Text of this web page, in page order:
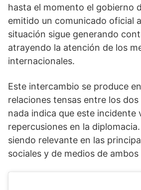
hasta el momento el gobierno
emitido un comunicado oficial
situación sigue generando
atrayendo la atención de los
internacionales.
Este intercambio se produce
relaciones tensas entre los dos
nada indica que este incidente
repercusiones en la
siendo relevante en las
sociales y de medios de ambos